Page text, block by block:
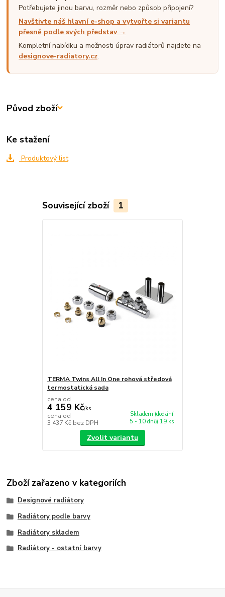
Potřebujete jinou barvu, rozměr nebo způsob připojení?
Navštivte náš hlavní e-shop a vytvořte si variantu
přesně podle svých představ →
Kompletní nabídku a možnosti úprav radiátorů najdete na
designove-radiatory.cz.
Původ zboží
Ke stažení
Produktový list
Související zboží 1
TERMA Twins All In One rohová středová
termostatická sada
cena od
4 159 Kč/ks
cena od
3 437 Kč bez DPH
Skladem (dodání
5 - 10 dnů) 19 ks
Zvolit variantu
Zboží zařazeno v kategoriích
Designové radiátory
Radiátory podle barvy
Radiátory skladem
Radiátory - ostatní barvy